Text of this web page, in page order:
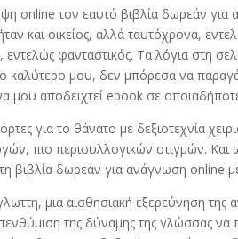
online τον εαυτό βιβλία δωρεάν για
και οικείος, αλλά ταυτόχρονα,
φανταστικός. Τα λόγια στη
καλύτερο μου, δεν μπόρεσα να
μου αποδειχτεί ebook σε
για το θάνατο με δεξιοτεχνία
πιο περισυλλογικών στιγμών.
βιβλία δωρεάν για ανάγνωση online
μια αισθησιακή εξερεύνηση της
της δύναμης της γλώσσας να